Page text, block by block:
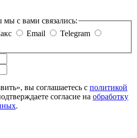
с вами связались:
Email
Telegram
вы соглашаетесь с политикой
согласие на обработку
.